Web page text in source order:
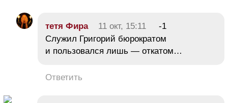
тетя Фира 11 окт, 15:11
-1
Служил Григорий бюрократом
и пользовался лишь — откатом…
Ответить